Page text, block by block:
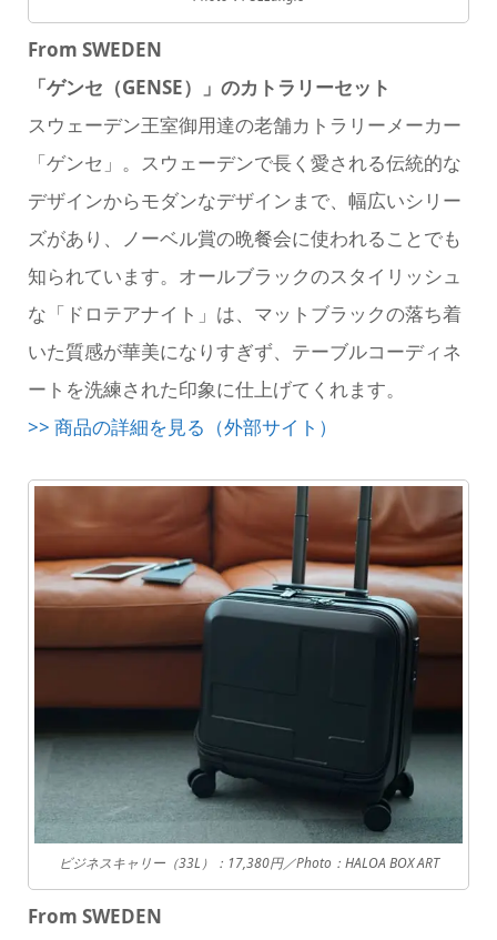
From SWEDEN
「ゲンセ（GENSE）」のカトラリーセット
スウェーデン王室御用達の老舗カトラリーメーカー
「ゲンセ」。スウェーデンで長く愛される伝統的な
デザインからモダンなデザインまで、幅広いシリー
ズがあり、ノーベル賞の晩餐会に使われることでも
知られています。オールブラックのスタイリッシュ
な「ドロテアナイト」は、マットブラックの落ち着
いた質感が華美になりすぎず、テーブルコーディネ
ートを洗練された印象に仕上げてくれます。
>> 商品の詳細を見る（外部サイト）
ビジネスキャリー（33L）：17,380円／Photo：HALOA BOX ART
From SWEDEN